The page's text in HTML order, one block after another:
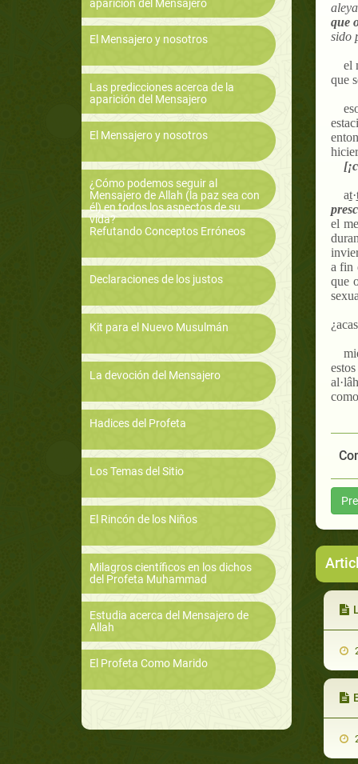
aparición del Mensajero
El Mensajero y nosotros
Las predicciones acerca de la
aparición del Mensajero
El Mensajero y nosotros
¿Cómo podemos seguir al
Mensajero de Allah (la paz sea con
él) en todos los aspectos de su
vida?
Refutando Conceptos Erróneos
Declaraciones de los justos
Kit para el Nuevo Musulmán
La devoción del Mensajero
Hadices del Profeta
Los Temas del Sitio
El Rincón de los Niños
Milagros científicos en los dichos
del Profeta Muhammad
Estudia acerca del Mensajero de
Allah
El Profeta Como Marido
que
sido
el
que
[¡
at·
el
a fin
que